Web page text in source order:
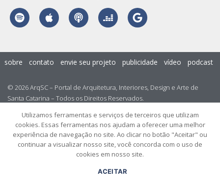
© 2026 ArqSC – Portal de Arquitetura, Interiores, Design e Arte de
Santa Catarina – Todos os Direitos Reservados.
sobre contato envie seu projeto publicidade vídeo podcast
Utilizamos ferramentas e serviços de terceiros que utilizam
cookies. Essas ferramentas nos ajudam a oferecer uma melhor
experiência de navegação no site. Ao clicar no botão "Aceitar" ou
continuar a visualizar nosso site, você concorda com o uso de
cookies em nosso site.
ACEITAR